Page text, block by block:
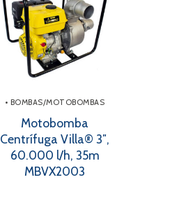
• BOMBAS/MOTOBOMBAS
Motobomba
Centrífuga Villa® 3″,
60.000 l/h, 35m
MBVX2003